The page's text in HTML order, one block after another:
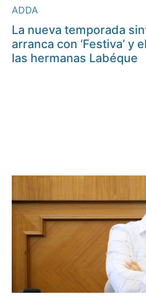
ADDA
La nueva temporada
arranca con ‘Festiva’ y
las hermanas Labéque